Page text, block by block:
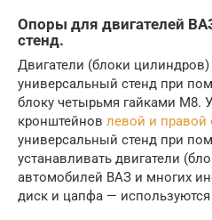
Опоры для двигателей
стенд.
Двигатели (блоки
универсальный стенд при
блоку четырьмя гайками М8.
кронштейнов левой и правой
универсальный стенд при
устанавливать двигатели
автомобилей ВАЗ и многих
диск и цапфа — используются